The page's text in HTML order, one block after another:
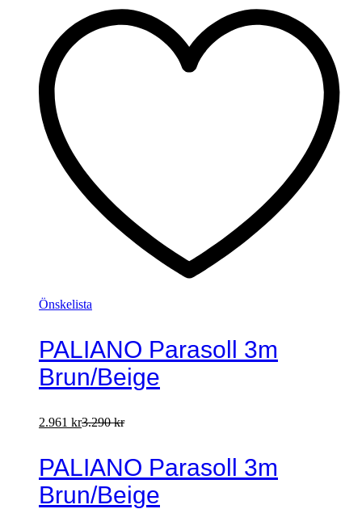
Önskelista
PALIANO Parasoll 3m
Brun/Beige
2.961 kr3.290kr
PALIANO Parasoll 3m
Brun/Beige